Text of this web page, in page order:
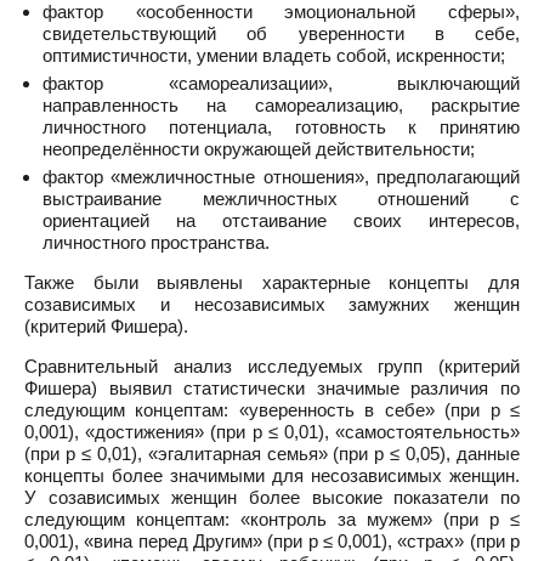
фактор «особенности эмоциональной сферы»,
свидетельствующий об уверенности в себе,
оптимистичности, умении владеть собой, искренности;
фактор «самореализации», выключающий
направленность на самореализацию, раскрытие
личностного потенциала, готовность к принятию
неопределённости окружающей действительности;
фактор «межличностные отношения», предполагающий
выстраивание межличностных отношений с
ориентацией на отстаивание своих интересов,
личностного пространства.
Также были выявлены характерные концепты для
созависимых и несозависимых замужних женщин
(критерий Фишера).
Сравнительный анализ исследуемых групп (критерий
Фишера) выявил статистически значимые различия по
следующим концептам: «уверенность в себе» (при p ≤
0,001), «достижения» (при p ≤ 0,01), «самостоятельность»
(при p ≤ 0,01), «эгалитарная семья» (при p ≤ 0,05), данные
концепты более значимыми для несозависимых женщин.
У созависимых женщин более высокие показатели по
следующим концептам: «контроль за мужем» (при p ≤
0,001), «вина перед Другим» (при p ≤ 0,001), «страх» (при p